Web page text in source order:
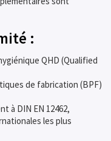
:
QHD (Qualified
de fabrication (BPF)
à DIN EN 12462,
les plus